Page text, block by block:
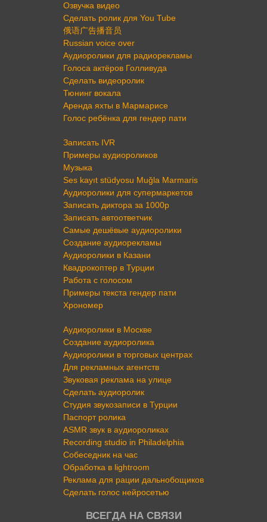
Озвучка видео
Сделать ролик для You Tube
俄语广告播音员
Russian voice over
Аудиоролики для радиорекламы
Голоса актёров Голливуда
Сделать видеоролик
Тюнинг вокала
Аренда яхты в Мармарисе
Голос ребёнка для гендер пати
Записать IVR
Примеры аудиороликов
Музыка
Ses kayıt stüdyosu Muğla Marmaris
Аудиоролики для супермаркетов
Записать диктора за 1000р
Записать автоответчик
Самые дешёвые аудиоролики
Создание аудиорекламы
Аудиоролики в Казани
Квадрокоптер в Турции
Работа с голосом
Примеры текста гендер пати
Хрономер
Аудиоролики в Москве
Создание аудиоролика
Аудиоролики в торговых центрах
Для рекламных агентств
Звуковая реклама на улице
Сделать аудиоролик
Студия звукозаписи в Турции
Паспорт ролика
ASMR звук в аудиороликах
Recording studio in Philadelphia
Собеседник на час
Обработка в lightroom
Реклама для рации дальнобощиков
Сделать голос нейросетью
ВСЕГДА НА СВЯЗИ